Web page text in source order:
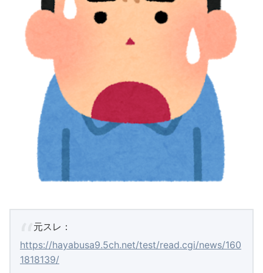
元スレ：
https://hayabusa9.5ch.net/test/read.cgi/news/160
1818139/